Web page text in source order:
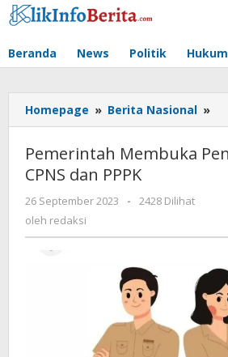
Lewati
ke
Beranda News Politik
Homepage » Berita Nasional »
Pemerintah Membuka
CPNS dan PPPK
26 September 2023
oleh
-
2428 Dilihat
oleh redaksi